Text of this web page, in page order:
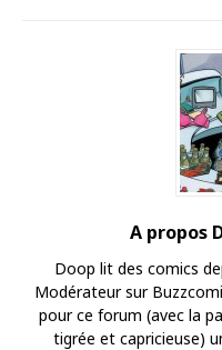
A propos
Doop lit des comics
Modérateur sur
pour ce forum (avec la
tigrée et capricieuse)